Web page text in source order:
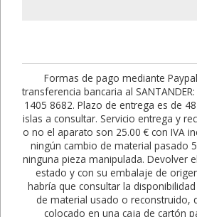
Formas de pago mediante
transferencia bancaria al
1405 8682. Plazo de entrega es de
islas a consultar. Servicio entrega y
o no el aparato son 25.00 € con IVA
ningún cambio de material pasado
ninguna pieza manipulada. Devolver
estado y con su embalaje de
habría que consultar la
de material usado o reconstruido,
colocado en una caja de cartón